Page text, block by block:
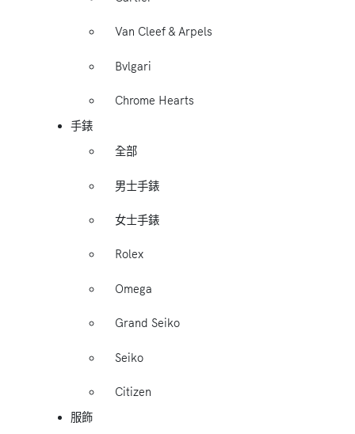
Van Cleef & Arpels
Bvlgari
Chrome Hearts
手錶
全部
男士手錶
女士手錶
Rolex
Omega
Grand Seiko
Seiko
Citizen
服飾